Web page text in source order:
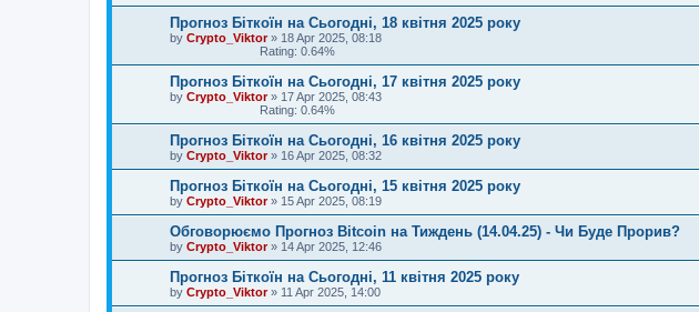
Прогноз Біткоїн на Сьогодні, 18 квітня 2025 року
by Crypto_Viktor» 18 Apr 2025, 08:18
Rating: 0.64%
Прогноз Біткоїн на Сьогодні, 17 квітня 2025 року
by Crypto_Viktor» 17 Apr 2025, 08:43
Rating: 0.64%
Прогноз Біткоїн на Сьогодні, 16 квітня 2025 року
by Crypto_Viktor» 16 Apr 2025, 08:32
Прогноз Біткоїн на Сьогодні, 15 квітня 2025 року
by Crypto_Viktor» 15 Apr 2025, 08:19
Обговорюємо Прогноз Bitcoin на Тиждень (14.04.25) - Чи Буде Прорив?
by Crypto_Viktor» 14 Apr 2025, 12:46
Прогноз Біткоїн на Сьогодні, 11 квітня 2025 року
by Crypto_Viktor» 11 Apr 2025, 14:00